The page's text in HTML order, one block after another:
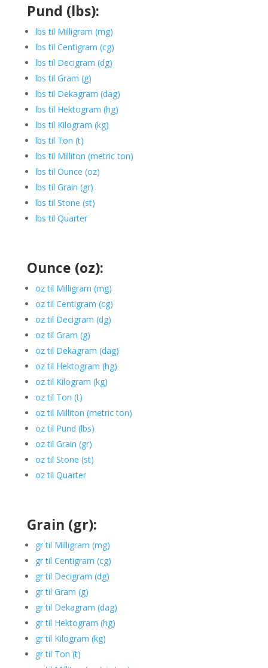
Pund (lbs):
lbs til Milligram (mg)
lbs til Centigram (cg)
lbs til Decigram (dg)
lbs til Gram (g)
lbs til Dekagram (dag)
lbs til Hektogram (hg)
lbs til Kilogram (kg)
lbs til Ton (t)
lbs til Milliton (metric ton)
lbs til Ounce (oz)
lbs til Grain (gr)
lbs til Stone (st)
lbs til Quarter
Ounce (oz):
oz til Milligram (mg)
oz til Centigram (cg)
oz til Decigram (dg)
oz til Gram (g)
oz til Dekagram (dag)
oz til Hektogram (hg)
oz til Kilogram (kg)
oz til Ton (t)
oz til Milliton (metric ton)
oz til Pund (lbs)
oz til Grain (gr)
oz til Stone (st)
oz til Quarter
Grain (gr):
gr til Milligram (mg)
gr til Centigram (cg)
gr til Decigram (dg)
gr til Gram (g)
gr til Dekagram (dag)
gr til Hektogram (hg)
gr til Kilogram (kg)
gr til Ton (t)